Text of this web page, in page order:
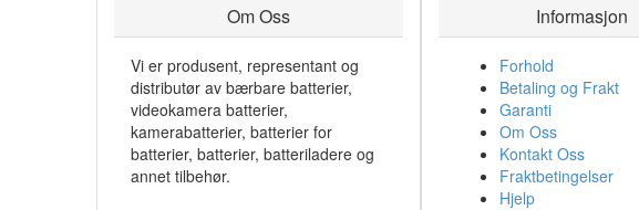
Om Oss
Vi er produsent, representant og
distributør av bærbare batterier,
videokamera batterier,
kamerabatterier, batterier for
batterier, batterier, batteriladere og
annet tilbehør.
Informasjon
Forhold
Betaling og Frakt
Garanti
Om Oss
Kontakt Oss
Fraktbetingelser
Hjelp